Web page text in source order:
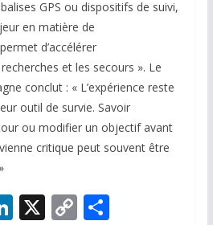
GPS ou dispositifs de suivi,
en matière de
d’accélérer
et les secours ». Le
conclut : « L’expérience reste
outil de survie. Savoir
ou modifier un objectif avant
critique peut souvent être
Li X C P